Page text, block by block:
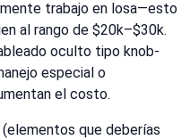
trabajo en losa—esto
al rango de $20k–$30k.
oculto tipo knob-
especial o
el costo.
que deberías